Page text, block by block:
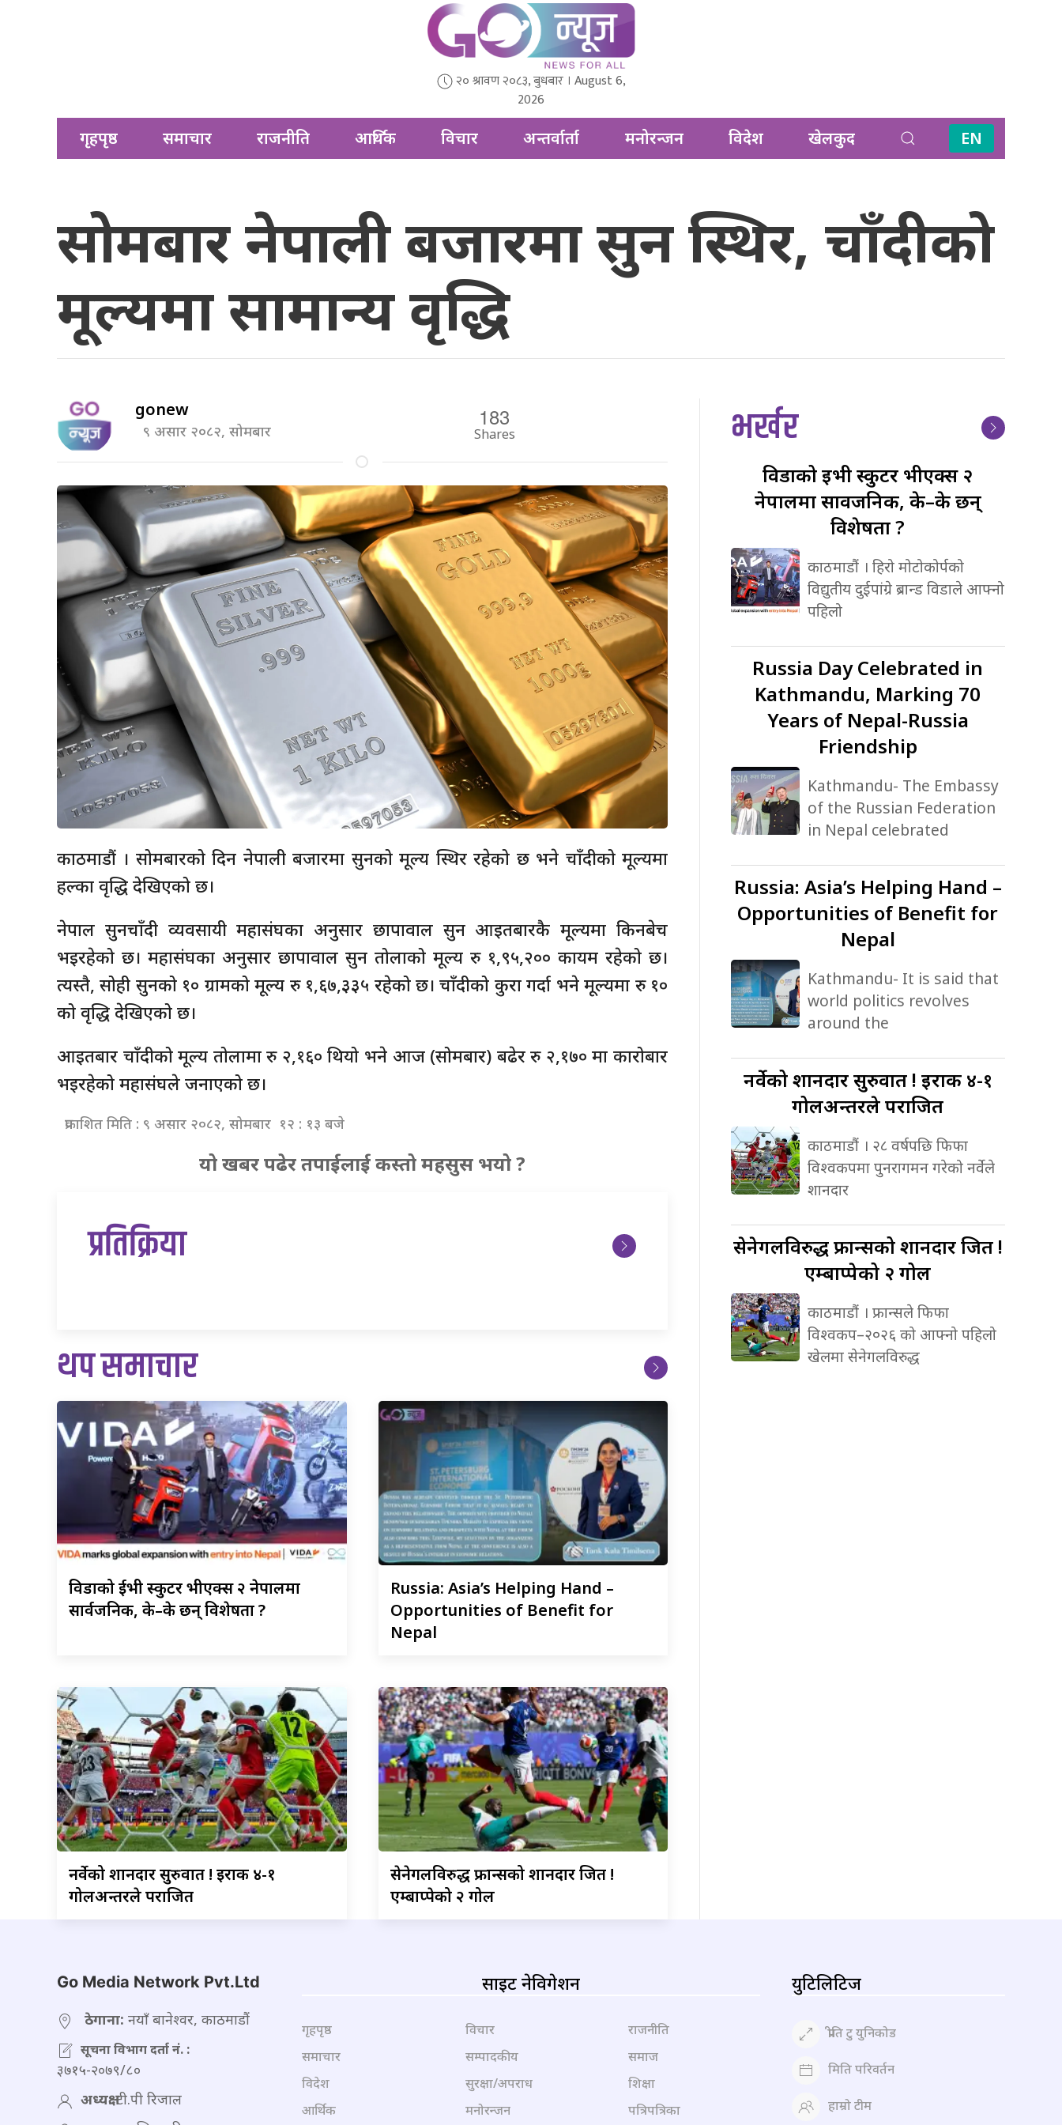
२० श्रावण २०८३, बुधबार । August 6,
2026
गृहपृष्ठ
समाचार राजनीति आर्थिक विचार अन्तर्वार्ता मनोरन्जन विदेश खेलकुद EN
सोमबार नेपाली बजारमा सुन स्थिर, चाँदीको
मूल्यमा सामान्य वृद्धि
gonew
९ असार २०८२, सोमबार
183
Shares
काठमाडौं । सोमबारको दिन नेपाली बजारमा सुनको मूल्य स्थिर रहेको छ भने चाँदीको मूल्यमा
हल्का वृद्धि देखिएको छ।
नेपाल सुनचाँदी व्यवसायी महासंघका अनुसार छापावाल सुन आइतबारकै मूल्यमा किनबेच
भइरहेको छ। महासंघका अनुसार छापावाल सुन तोलाको मूल्य रु १,९५,२०० कायम रहेको छ।
त्यस्तै, सोही सुनको १० ग्रामको मूल्य रु १,६७,३३५ रहेको छ। चाँदीको कुरा गर्दा भने मूल्यमा रु १०
को वृद्धि देखिएको छ।
आइतबार चाँदीको मूल्य तोलामा रु २,१६० थियो भने आज (सोमबार) बढेर रु २,१७० मा कारोबार
भइरहेको महासंघले जनाएको छ।
प्रकाशित मिति : ९ असार २०८२, सोमबार १२ : १३ बजे
यो खबर पढेर तपाईलाई कस्तो महसुस भयो ?
प्रतिक्रिया
थप समाचार
विडाकोईभी स्कुटर भीएक्स २ नेपालमा
सार्वजनिक, के–के छन् विशेषता ?
Russia: Asia’s Helping Hand –
Opportunities of Benefit for
Nepal
नर्वेकोशानदार सुरुवात ! इराक ४-१
गोलअन्तरले पराजित
सेनेगलविरुद्धफ्रान्सको शानदार जित !
एम्बाप्पेको २ गोल
भर्खर
विडाकोईभी स्कुटर भीएक्स २
नेपालमा सार्वजनिक, के–के छन्
विशेषता ?
काठमाडौं । हिरो मोटोकोर्पको
विद्युतीय दुईपांग्रे ब्रान्ड विडाले आफ्नो
पहिलो
Russia Day Celebrated in
Kathmandu, Marking 70
Years of Nepal-Russia
Friendship
Kathmandu- The Embassy
of the Russian Federation
in Nepal celebrated
Russia: Asia’s Helping Hand –
Opportunities of Benefit for
Nepal
Kathmandu- It is said that
world politics revolves
around the
नर्वेकोशानदार सुरुवात ! इराक ४-१
गोलअन्तरले पराजित
काठमाडौं । २८ वर्षपछि फिफा
विश्वकपमा पुनरागमन गरेको नर्वेले
शानदार
सेनेगलविरुद्धफ्रान्सको शानदार जित !
एम्बाप्पेको २ गोल
काठमाडौं । फ्रान्सले फिफा
विश्वकप–२०२६ को आफ्नो पहिलो
खेलमा सेनेगलविरुद्ध
Go Media Network Pvt.Ltd
ठेगाना: नयाँ बानेश्वर, काठमाडौं
सूचना विभाग दर्ता नं. :
३७१५-२०७९/८०
अध्यक्ष:टी.पी रिजाल
साइट नेविगेशन
गृहपृष्ठ
समाचार
विदेश
आर्थिक
विचार
सम्पादकीय
सुरक्षा/अपराध
मनोरन्जन
राजनीति
समाज
शिक्षा
पत्रिपत्रिका
युटिलिटिज
प्रीति टु युनिकोड
मिति परिवर्तन
हाम्रो टीम